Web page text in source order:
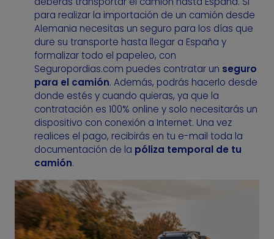
para realizar la importación de un camión desde
Alemania necesitas un seguro para los días que
dure su transporte hasta llegar a España y
formalizar todo el papeleo, con
Seguropordias.com puedes contratar un seguro
para el camión. Además, podrás hacerlo desde
donde estés y cuando quieras, ya que la
contratación es 100% online y solo necesitarás un
dispositivo con conexión a Internet. Una vez
realices el pago, recibirás en tu e-mail toda la
documentación de la póliza temporal de tu
camión.